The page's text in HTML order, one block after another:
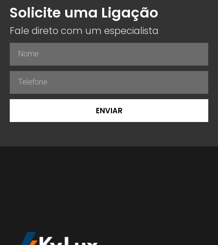
Solicite uma Ligação
Fale direto com um especialista
ENVIAR